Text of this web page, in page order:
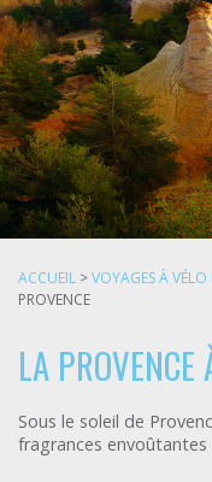
ACCUEIL >VOYAGES À VÉLO
PROVENCE
LA PROVENCE
Sous le soleil de
fragrances envoûtantes